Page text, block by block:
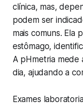
clínica, mas,
podem ser
mais comuns. Ela
estômago,
A pHmetria mede
dia, ajudando a
Exames